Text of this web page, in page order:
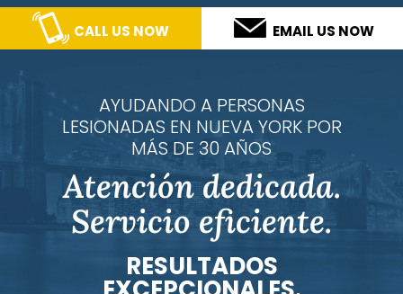
CALL US NOW EMAIL US NOW
AYUDANDO A PERSONAS
LESIONADAS EN NUEVA YORK POR
MÁS DE 30 AÑOS
Atención dedicada.
Servicio eficiente.
RESULTADOS